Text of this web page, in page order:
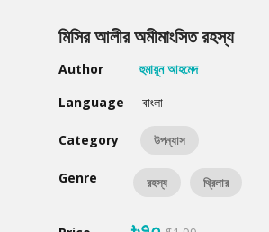
Humayun Ahmed
Mouri Morium
মিসির আলীর অমীমাংসিত রহস্য
Author
হুমায়ূন আহমেদ
Language
বাংলা
Category উপন্যাস
Genre রহস্য থ্রিলার